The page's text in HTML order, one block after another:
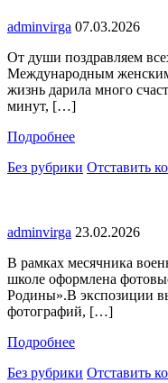
adminvirga 07.03.2026
От души поздравляем
Международным
жизнь дарила много
минут, […]
Подробнее
Без рубрики Отставить
adminvirga 23.02.2026
В рамках месячника
школе оформлена
Родины».В экспозиции
фотографий, […]
Подробнее
Без рубрики Отставить